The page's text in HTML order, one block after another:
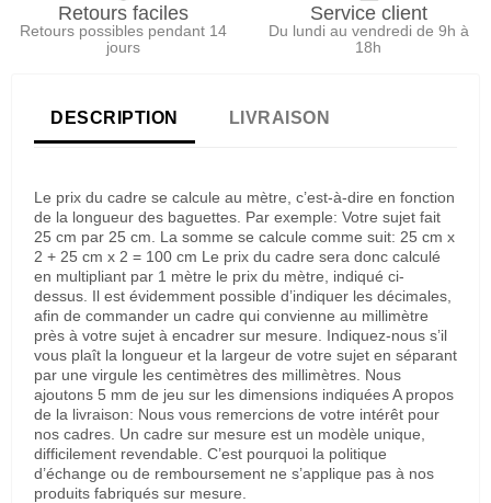
Retours faciles
Retours possibles pendant 14
jours
Service client
Du lundi au vendredi de 9h à
18h
DESCRIPTION LIVRAISON
Le prix du cadre se calcule au mètre, c’est-à-dire en fonction
de la longueur des baguettes. Par exemple: Votre sujet fait
25 cm par 25 cm. La somme se calcule comme suit: 25 cm x
2 + 25 cm x 2 = 100 cm Le prix du cadre sera donc calculé
en multipliant par 1 mètre le prix du mètre, indiqué ci-
dessus. Il est évidemment possible d’indiquer les décimales,
afin de commander un cadre qui convienne au millimètre
près à votre sujet à encadrer sur mesure. Indiquez-nous s’il
vous plaît la longueur et la largeur de votre sujet en séparant
par une virgule les centimètres des millimètres. Nous
ajoutons 5 mm de jeu sur les dimensions indiquées A propos
de la livraison: Nous vous remercions de votre intérêt pour
nos cadres. Un cadre sur mesure est un modèle unique,
difficilement revendable. C’est pourquoi la politique
d’échange ou de remboursement ne s’applique pas à nos
produits fabriqués sur mesure.